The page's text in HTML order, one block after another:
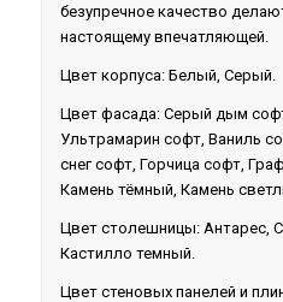
безупречное качество
настоящему впечатляющей.
Цвет корпуса: Белый, Серый.
Цвет фасада: Серый дым
Ультрамарин софт, Ваниль
снег софт, Горчица софт,
Камень тёмный, Камень
Цвет столешницы: Антарес,
Кастилло темный.
Цвет стеновых панелей и